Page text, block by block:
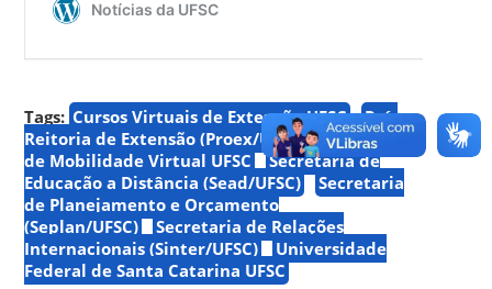
Tags: Cursos Virtuais de Extensão UFSC
Pró-
Reitoria de Extensão (Proex/UFSC)
Programa
de Mobilidade Virtual UFSC
Secretaria de
Educação a Distância (Sead/UFSC)
Secretaria
de Planejamento e Orçamento
(Seplan/UFSC)
Secretaria de Relações
Internacionais (Sinter/UFSC)
Universidade
Federal de Santa Catarina UFSC